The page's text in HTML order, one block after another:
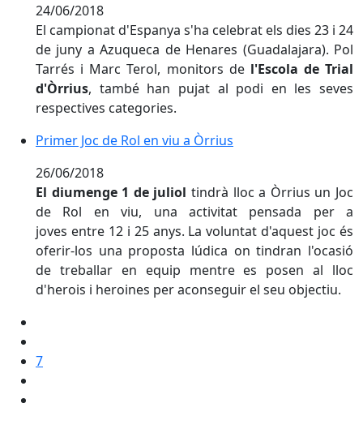
24/06/2018
El campionat d'Espanya s'ha celebrat els dies 23 i 24
de juny a Azuqueca de Henares (Guadalajara). Pol
Tarrés i Marc Terol, monitors de l'Escola de Trial
d'Òrrius, també han pujat al podi en les seves
respectives categories.
Primer Joc de Rol en viu a Òrrius
Primer Joc de Rol en viu a Òrrius
26/06/2018
El diumenge 1 de juliol tindrà lloc a Òrrius un Joc
de Rol en viu, una activitat pensada per a
joves entre 12 i 25 anys. La voluntat d'aquest joc és
oferir-los una proposta lúdica on tindran l'ocasió
de treballar en equip mentre es posen al lloc
d'herois i heroines per aconseguir el seu objectiu.
7